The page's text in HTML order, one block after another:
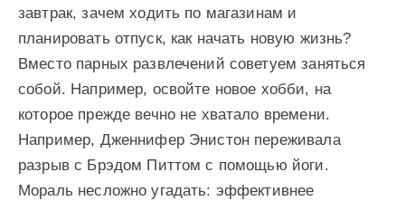
завтрак, зачем ходить по магазинам и
планировать отпуск, как начать новую жизнь?
Вместо парных развлечений советуем заняться
собой. Например, освойте новое хобби, на
которое прежде вечно не хватало времени.
Например, Дженнифер Энистон переживала
разрыв с Брэдом Питтом с помощью йоги.
Мораль несложно угадать: эффективнее